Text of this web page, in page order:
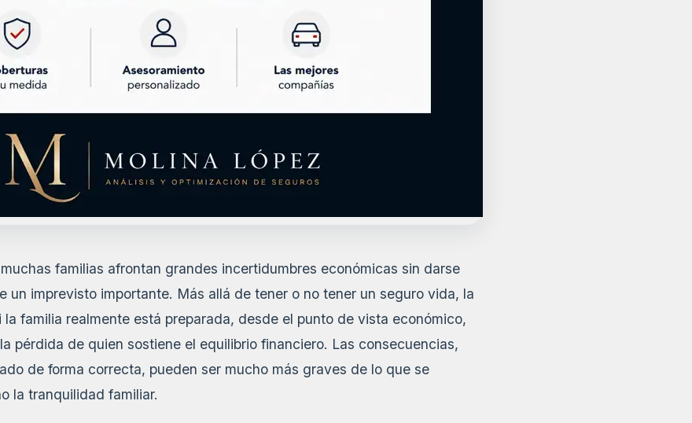
familias afrontan grandes incertidumbres económicas sin darse
un imprevisto importante. Más allá de tener o no tener un seguro vida, la
familia realmente está preparada, desde el punto de vista económico,
pérdida de quien sostiene el equilibrio financiero. Las consecuencias,
de forma correcta, pueden ser mucho más graves de lo que se
la tranquilidad familiar.